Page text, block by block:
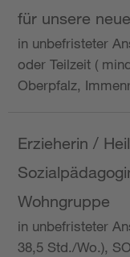
für unsere
in unbefristeter
oder Teilzeit (
Oberpfalz,
Erzieherin /
Wohngruppe
in unbefristeter
38,5 Std./Wo.),